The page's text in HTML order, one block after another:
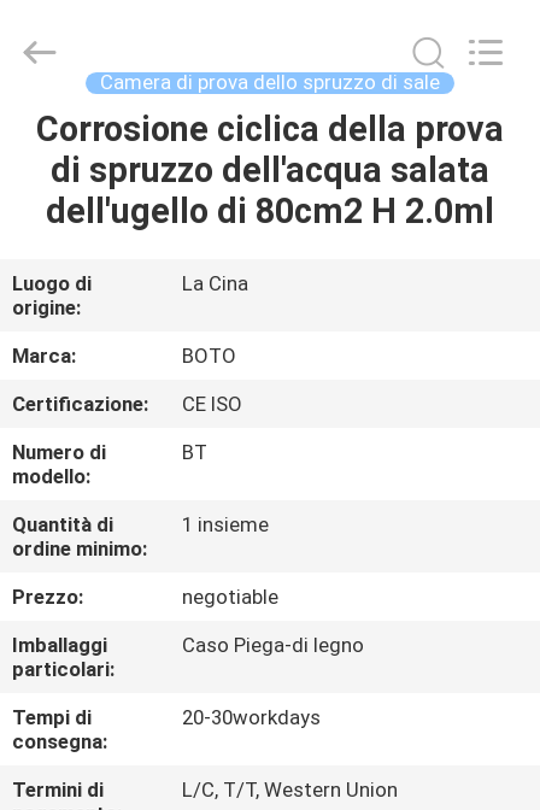
CASA
PRODOTTI
CIRCA
NOI
GIRO
DELLA
FABBRICA
CONTROLLO
DI
QUALITÀ
CONTATTICI
RICHIEDA
GROUP
LTD.
Camera di prova dello spruzzo di sale
Corrosione ciclica della prova
di spruzzo dell'acqua salata
dell'ugello di 80cm2 H 2.0ml
Luogo di
origine:
La Cina
Marca:
BOTO
Certificazione:
CE ISO
Numero di
modello:
BT
Quantità di
ordine minimo:
1 insieme
Prezzo:
negotiable
Imballaggi
particolari:
Caso Piega-di legno
Tempi di
consegna:
20-30workdays
Termini di
L/C, T/T, Western Union